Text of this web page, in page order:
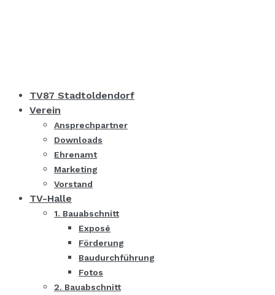
TV87 Stadtoldendorf
Verein
Ansprechpartner
Downloads
Ehrenamt
Marketing
Vorstand
TV-Halle
1. Bauabschnitt
Exposé
Förderung
Baudurchführung
Fotos
2. Bauabschnitt